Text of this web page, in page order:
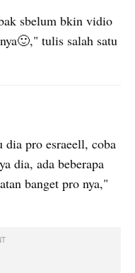
sbelum bkin vidio
tulis salah satu
pro esraeell, coba
dia, ada beberapa
banget pro nya,"